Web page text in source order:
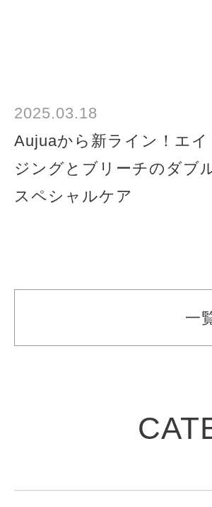
2025.03.18
Aujuaから新ライン！エイ
ジングとブリーチのダブ
スペシャルケア
一